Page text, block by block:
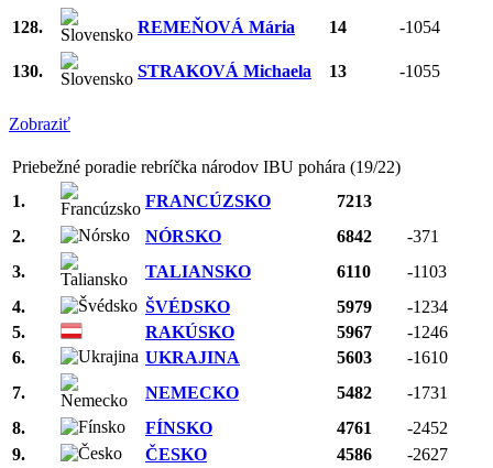
128. REMEŇOVÁ Mária 14 -1054
130. STRAKOVÁ Michaela 13 -1055
Zobraziť
Priebežné poradie rebríčka národov IBU pohára (19/22)
1.
FRANCÚZSKO
7213
2.
NÓRSKO 6842
-371
3.
TALIANSKO 6110
-1103
4.
ŠVÉDSKO 5979
-1234
5.
RAKÚSKO 5967
-1246
6.
UKRAJINA 5603
-1610
7.
NEMECKO 5482
-1731
8.
FÍNSKO 4761
-2452
9.
ČESKO 4586
-2627